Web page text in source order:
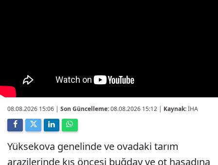
08.08.2026 15:06 | Son Güncelleme:08.08.2026 15:12 | Kaynak:İHA
Yüksekova genelinde ve ovadaki tarım
arazilerinde kış öncesi buğday ve ot hasadına